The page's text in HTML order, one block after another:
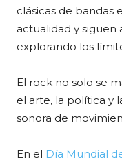
clásicas de bandas
actualidad y siguen
explorando los
El rock no solo se
el arte, la política y
sonora de
En el Día Mundial